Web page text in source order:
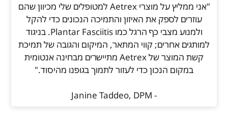
"אני ממליץ על מוצרי Aetrex למטופלים שלי מכיוון שהם
עוזרים לספק את האיזון והתמיכה הנכונים כדי להקל
ולמנוע מצבי כף הרגל כמו Plantar Fasciitis. בניגוד
למותגים אחרים; קווי המתאר, המיקום והגובה של תמיכת
קשת המוצר של Aetrex מתיישרים מבחינה אנטומית
במקום הנכון כדי לעזור לתמוך בגופנו מהיסוד."
- Janine Taddeo, DPM